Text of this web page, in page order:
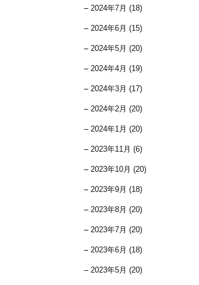
2024年7月 (18)
2024年6月 (15)
2024年5月 (20)
2024年4月 (19)
2024年3月 (17)
2024年2月 (20)
2024年1月 (20)
2023年11月 (6)
2023年10月 (20)
2023年9月 (18)
2023年8月 (20)
2023年7月 (20)
2023年6月 (18)
2023年5月 (20)